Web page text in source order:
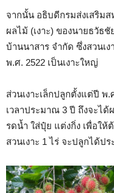
จากนั้น อธิบดีกรมส่งเสริม
ผลไม้ (เงาะ) ของนายธวัธ
บ้านนาสาร จำกัด ซึ่งสวนเ
พ.ศ. 2522 เป็นเงาะใหญ่
ส่วนเงาะเล็กปลูกตั้งแต่ปี พ
เวลาประมาณ 3 ปี ถึงจะได้
รดน้ำ ใส่ปุ๋ย แต่งกิ่ง เพื่อให้
สวนเงาะ 1 ไร่ จะปลูกได้ป